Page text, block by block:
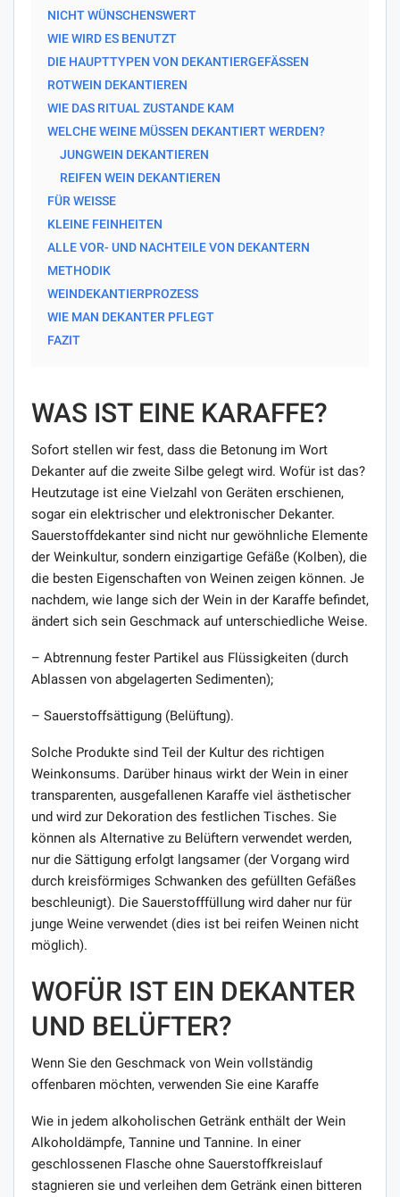
NICHT WÜNSCHENSWERT
WIE WIRD ES BENUTZT
DIE HAUPTTYPEN VON DEKANTIERGEFÄSSEN
ROTWEIN DEKANTIEREN
WIE DAS RITUAL ZUSTANDE KAM
WELCHE WEINE MÜSSEN DEKANTIERT WERDEN?
JUNGWEIN DEKANTIEREN
REIFEN WEIN DEKANTIEREN
FÜR WEISSE
KLEINE FEINHEITEN
ALLE VOR- UND NACHTEILE VON DEKANTERN
METHODIK
WEINDEKANTIERPROZESS
WIE MAN DEKANTER PFLEGT
FAZIT
WAS IST EINE KARAFFE?
Sofort stellen wir fest, dass die Betonung im Wort
Dekanter auf die zweite Silbe gelegt wird. Wofür ist das?
Heutzutage ist eine Vielzahl von Geräten erschienen,
sogar ein elektrischer und elektronischer Dekanter.
Sauerstoffdekanter sind nicht nur gewöhnliche Elemente
der Weinkultur, sondern einzigartige Gefäße (Kolben), die
die besten Eigenschaften von Weinen zeigen können. Je
nachdem, wie lange sich der Wein in der Karaffe befindet,
ändert sich sein Geschmack auf unterschiedliche Weise.
– Abtrennung fester Partikel aus Flüssigkeiten (durch
Ablassen von abgelagerten Sedimenten);
– Sauerstoffsättigung (Belüftung).
Solche Produkte sind Teil der Kultur des richtigen
Weinkonsums. Darüber hinaus wirkt der Wein in einer
transparenten, ausgefallenen Karaffe viel ästhetischer
und wird zur Dekoration des festlichen Tisches. Sie
können als Alternative zu Belüftern verwendet werden,
nur die Sättigung erfolgt langsamer (der Vorgang wird
durch kreisförmiges Schwanken des gefüllten Gefäßes
beschleunigt). Die Sauerstofffüllung wird daher nur für
junge Weine verwendet (dies ist bei reifen Weinen nicht
möglich).
WOFÜR IST EIN DEKANTER
UND BELÜFTER?
Wenn Sie den Geschmack von Wein vollständig
offenbaren möchten, verwenden Sie eine Karaffe
Wie in jedem alkoholischen Getränk enthält der Wein
Alkoholdämpfe, Tannine und Tannine. In einer
geschlossenen Flasche ohne Sauerstoffkreislauf
stagnieren sie und verleihen dem Getränk einen bitteren